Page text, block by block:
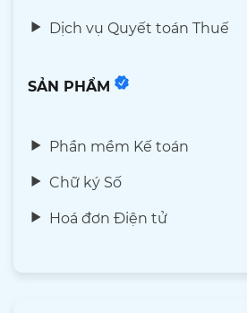
Dịch vụ Quyết toán Thuế
SẢN PHẨM
Phần mềm Kế toán
Chữ ký Số
Hoá đơn Điện tử